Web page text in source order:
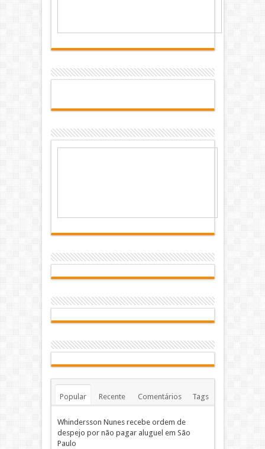
Popular Recente Comentários Tags
Whindersson Nunes recebe ordem de
despejo por não pagar aluguel em São
Paulo